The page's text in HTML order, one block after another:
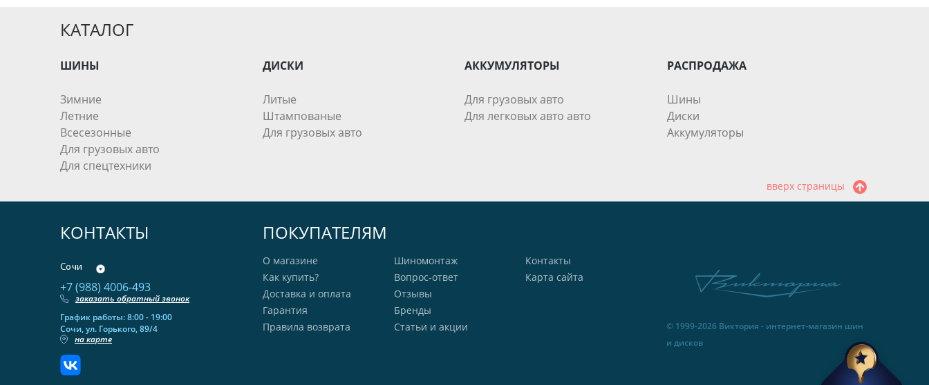
КАТАЛОГ
ШИНЫ
Зимние
Летние
Всесезонные
Для грузовых авто
Для спецтехники
ДИСКИ
Литые
Штампованые
Для грузовых авто
АККУМУЛЯТОРЫ
Для грузовых авто
Для легковых авто авто
РАСПРОДАЖА
Шины
Диски
Аккумуляторы
вверх страницы
КОНТАКТЫ
Сочи
+7 (988) 4006-493
заказать обратный звонок
График работы: 8:00 - 19:00
Сочи, ул. Горького, 89/4
на карте
ПОКУПАТЕЛЯМ
О магазине
Как купить?
Доставка и оплата
Гарантия
Правила возврата
Шиномонтаж
Вопрос-ответ
Отзывы
Бренды
Статьи и акции
Контакты
Карта сайта
© 1999-2026 Виктория - интернет-магазин шин
и дисков